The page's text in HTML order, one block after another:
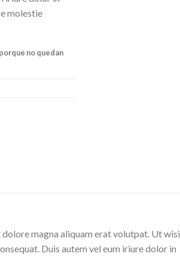
molestie
no quedan
magna aliquam erat volutpat. Ut wisi
Duis autem vel eum iriure dolor in